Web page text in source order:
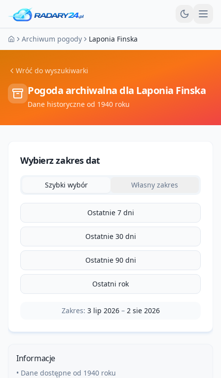
Strona główna
Archiwum pogody Laponia Finska
Wróć do wyszukiwarki
Pogoda archiwalna dla Laponia Finska
Dane historyczne od 1940 roku
Wybierz zakres dat
Szybki wybór Własny zakres
Ostatnie 7 dni
Ostatnie 30 dni
Ostatnie 90 dni
Ostatni rok
Zakres: 3 lip 2026– 2 sie 2026
Informacje
• Dane dostępne od 1940 roku